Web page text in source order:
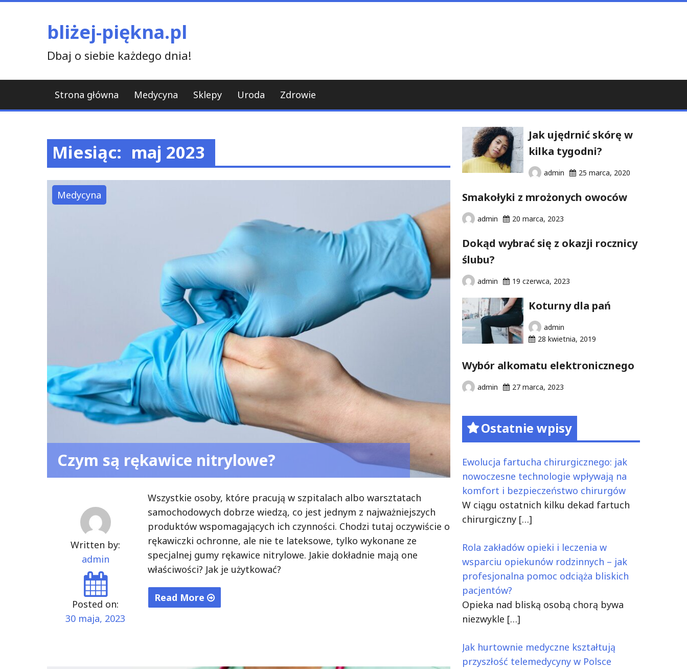
bliżej-piękna.pl
Dbaj o siebie każdego dnia!
Strona główna Medycyna Sklepy Uroda Zdrowie
Miesiąc: maj 2023
Medycyna
Czym są rękawice nitrylowe?
Written by:
admin
Posted on:
30 maja, 2023
Wszystkie osoby, które pracują w szpitalach albo warsztatach
samochodowych dobrze wiedzą, co jest jednym z najważniejszych
produktów wspomagających ich czynności. Chodzi tutaj oczywiście o
rękawiczki ochronne, ale nie te lateksowe, tylko wykonane ze
specjalnej gumy rękawice nitrylowe. Jakie dokładnie mają one
właściwości? Jak je użytkować?
Read More
Jak ujędrnić skórę w
kilka tygodni?
admin 25 marca, 2020
Smakołyki z mrożonych owoców
admin 20 marca, 2023
Dokąd wybrać się z okazji rocznicy
ślubu?
admin 19 czerwca, 2023
Koturny dla pań
admin
28 kwietnia, 2019
Wybór alkomatu elektronicznego
admin 27 marca, 2023
Ostatnie wpisy
Ewolucja fartucha chirurgicznego: jak
nowoczesne technologie wpływają na
komfort i bezpieczeństwo chirurgów
W ciągu ostatnich kilku dekad fartuch
chirurgiczny […]
Rola zakładów opieki i leczenia w
wsparciu opiekunów rodzinnych – jak
profesjonalna pomoc odciąża bliskich
pacjentów?
Opieka nad bliską osobą chorą bywa
niezwykle […]
Jak hurtownie medyczne kształtują
przyszłość telemedycyny w Polsce